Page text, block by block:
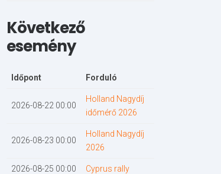
Következő
esemény
Időpont Forduló
2026-08-22 00:00
Holland Nagydíj
időmérő 2026
2026-08-23 00:00
Holland Nagydíj
2026
2026-08-25 00:00 Cyprus rally